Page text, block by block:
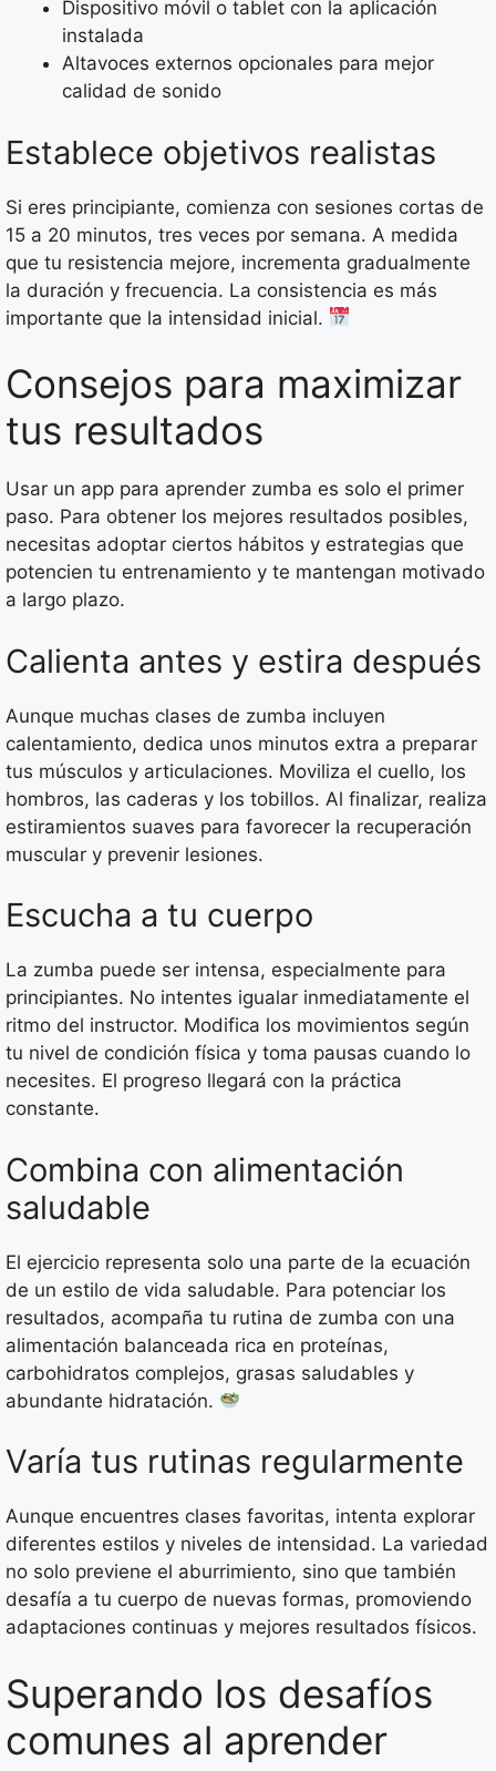
Dispositivo móvil o tablet con la aplicación
instalada
Altavoces externos opcionales para mejor
calidad de sonido
Establece objetivos realistas
Si eres principiante, comienza con sesiones cortas de
15 a 20 minutos, tres veces por semana. A medida
que tu resistencia mejore, incrementa gradualmente
la duración y frecuencia. La consistencia es más
importante que la intensidad inicial.
Consejos para maximizar
tus resultados
Usar un app para aprender zumba es solo el primer
paso. Para obtener los mejores resultados posibles,
necesitas adoptar ciertos hábitos y estrategias que
potencien tu entrenamiento y te mantengan motivado
a largo plazo.
Calienta antes y estira después
Aunque muchas clases de zumba incluyen
calentamiento, dedica unos minutos extra a preparar
tus músculos y articulaciones. Moviliza el cuello, los
hombros, las caderas y los tobillos. Al finalizar, realiza
estiramientos suaves para favorecer la recuperación
muscular y prevenir lesiones.
Escucha a tu cuerpo
La zumba puede ser intensa, especialmente para
principiantes. No intentes igualar inmediatamente el
ritmo del instructor. Modifica los movimientos según
tu nivel de condición física y toma pausas cuando lo
necesites. El progreso llegará con la práctica
constante.
Combina con alimentación
saludable
El ejercicio representa solo una parte de la ecuación
de un estilo de vida saludable. Para potenciar los
resultados, acompaña tu rutina de zumba con una
alimentación balanceada rica en proteínas,
carbohidratos complejos, grasas saludables y
abundante hidratación.
Varía tus rutinas regularmente
Aunque encuentres clases favoritas, intenta explorar
diferentes estilos y niveles de intensidad. La variedad
no solo previene el aburrimiento, sino que también
desafía a tu cuerpo de nuevas formas, promoviendo
adaptaciones continuas y mejores resultados físicos.
Superando los desafíos
comunes al aprender